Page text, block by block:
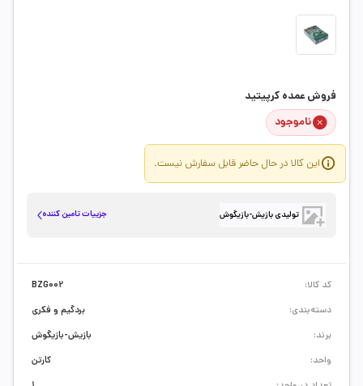
فروش عمده کرپیتید
ناموجود
این کالا در حال حاضر قابل سفارش نیست.
تولیدی بازیش-بازیگوش جزییات تامین کننده
کد کالا:
BZG002
دسته‌بندی:
بردگیم و فکری
برند:
بازیش-بازیگوش
واحد:
کارتن